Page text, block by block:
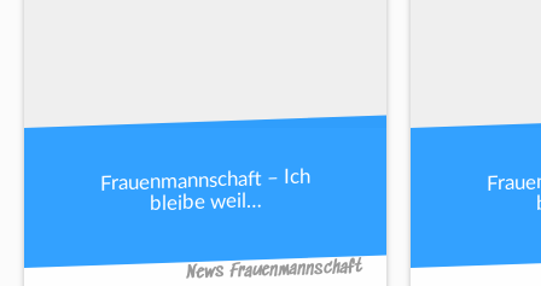
Frauenmannschaft – Ich
bleibe weil…
News Frauenmannschaft